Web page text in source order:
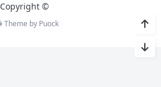
Copyright ©
Theme by Puock